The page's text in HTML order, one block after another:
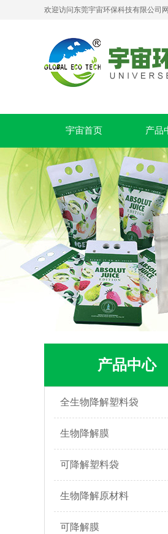
欢迎访问东莞宇宙环保科技有限公司
宇宙首页 产品
产品中心
全生物降解塑料袋
生物降解膜
可降解塑料袋
生物降解原材料
可降解膜